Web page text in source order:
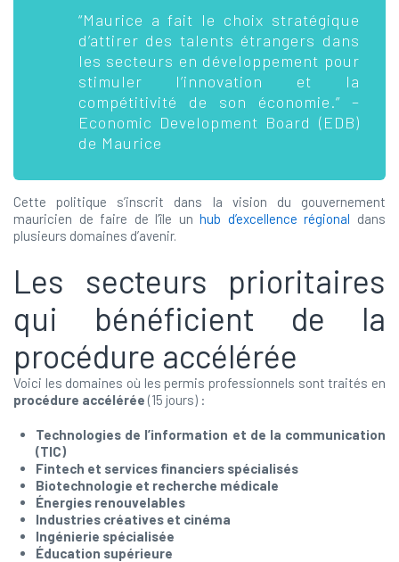
“Maurice a fait le choix stratégique
d’attirer des talents étrangers dans
les secteurs en développement pour
stimuler l’innovation et la
compétitivité de son économie.” –
Economic Development Board (EDB)
de Maurice
Cette politique s’inscrit dans la vision du gouvernement
mauricien de faire de l’île unhub d’excellence régional dans
plusieurs domaines d’avenir.
Les secteurs prioritaires
qui bénéficient de la
procédure accélérée
Voici les domaines où les permis professionnels sont traités en
procédure accélérée (15 jours) :
Technologies de l’information et de la communication
(TIC)
Fintech et services financiers spécialisés
Biotechnologie et recherche médicale
Énergies renouvelables
Industries créatives et cinéma
Ingénierie spécialisée
Éducation supérieure